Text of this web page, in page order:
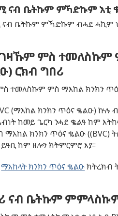
ናብ ቤትኩም ምኻድኩም እቲ
ቤትኩም ምኻድኩም ብሓደ ሓኪም
ምስ ተመለስኩም
ርክብ ግበሪ
ተመለስኩም ምስ ማእከል ክንክን
(ማእከል ክንክን ጥዕና ቈልዑ) ኵሉ
ከመይ ጌርካ ንሓደ ቈልዓ ከም
ማእከል ክንክን ጥዕና ቈልዑ ((BVC)
ከም ዘሎን ክትምርምሮ እያ።
ማእከላት ክንክን ጥዕና ቈልዑክትረክብ
ናብ ቤትኩም